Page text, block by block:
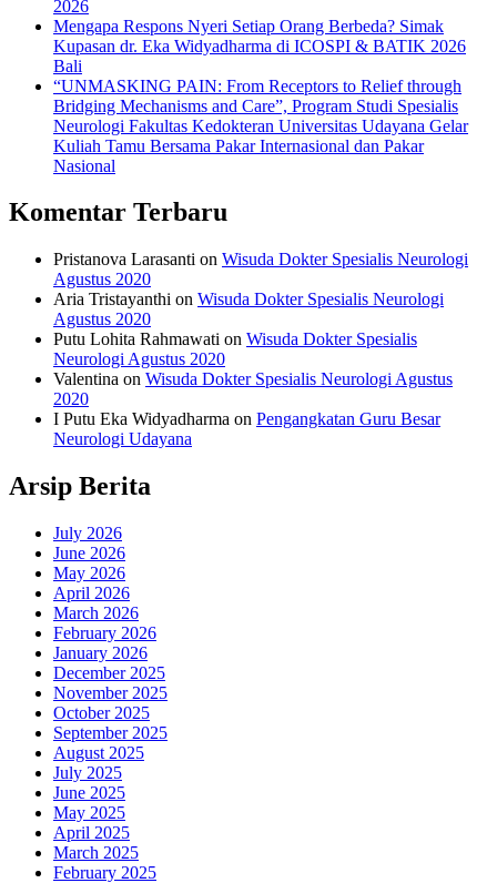
2026
Mengapa Respons Nyeri Setiap Orang Berbeda? Simak
Kupasan dr. Eka Widyadharma di ICOSPI & BATIK 2026
Bali
“UNMASKING PAIN: From Receptors to Relief through
Bridging Mechanisms and Care”, Program Studi Spesialis
Neurologi Fakultas Kedokteran Universitas Udayana Gelar
Kuliah Tamu Bersama Pakar Internasional dan Pakar
Nasional
Komentar Terbaru
Pristanova Larasanti on Wisuda Dokter Spesialis Neurologi
Agustus 2020
Aria Tristayanthi on Wisuda Dokter Spesialis Neurologi
Agustus 2020
Putu Lohita Rahmawati on Wisuda Dokter Spesialis
Neurologi Agustus 2020
Valentina on Wisuda Dokter Spesialis Neurologi Agustus
2020
I Putu Eka Widyadharma on Pengangkatan Guru Besar
Neurologi Udayana
Arsip Berita
July 2026
June 2026
May 2026
April 2026
March 2026
February 2026
January 2026
December 2025
November 2025
October 2025
September 2025
August 2025
July 2025
June 2025
May 2025
April 2025
March 2025
February 2025